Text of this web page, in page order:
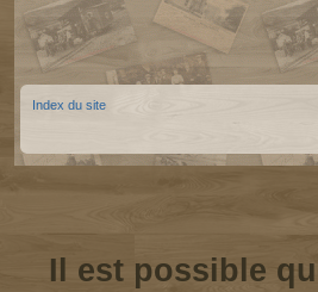
Index du site
Il est possible